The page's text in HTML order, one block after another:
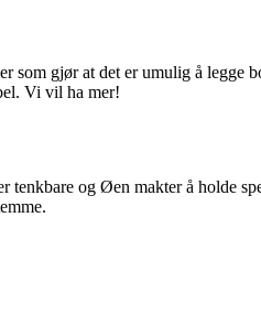
som gjør at det er umulig å
Vi vil ha mer!
tenkbare og Øen makter å holde